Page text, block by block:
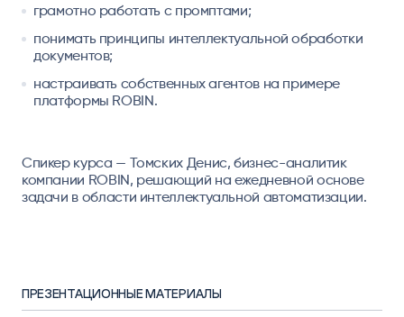
грамотно работать с промптами;
понимать принципы интеллектуальной обработки
документов;
настраивать собственных агентов на примере
платформы ROBIN.
Спикер курса — Томских Денис, бизнес-аналитик
компании ROBIN, решающий на ежедневной основе
задачи в области интеллектуальной автоматизации.
ПРЕЗЕНТАЦИОННЫЕ МАТЕРИАЛЫ